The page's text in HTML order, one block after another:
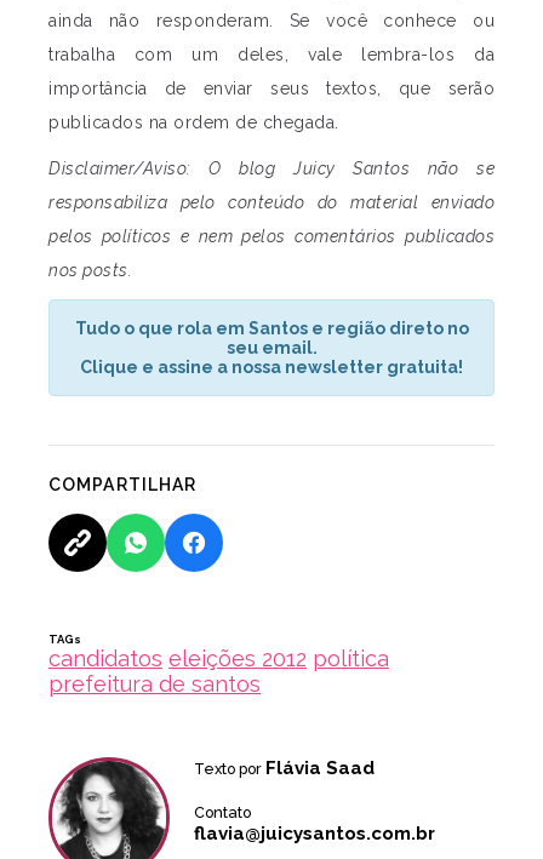
ainda não responderam. Se você conhece ou
trabalha com um deles, vale lembra-los da
importância de enviar seus textos, que serão
publicados na ordem de chegada.
Disclaimer/Aviso: O blog Juicy Santos não se
responsabiliza pelo conteúdo do material enviado
pelos políticos e nem pelos comentários publicados
nos posts.
Tudo o que rola em Santos e região direto no
seu email.
Clique e assine a nossa newsletter gratuita!
COMPARTILHAR
TAGs
candidatos eleições 2012 política
prefeitura de santos
Texto por Flávia Saad
Contato
flavia@juicysantos.com.br